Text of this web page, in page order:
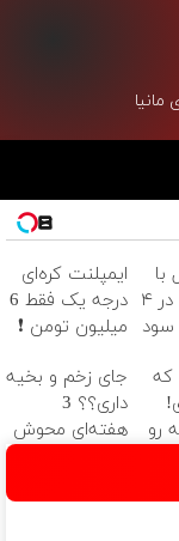
با
اسنپ پی | در ۴
ایمپلنت کره‌ای
درجه یک فقط 6
میلیون تومن ❗
که
رو
جای زخم و بخیه
داری؟؟ 3
هفته‌ای محوش